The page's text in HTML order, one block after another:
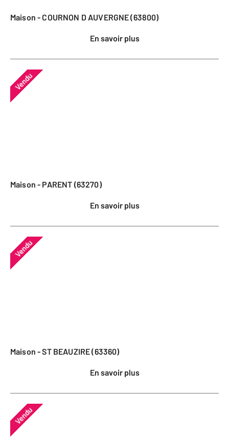
Maison - COURNON D AUVERGNE (63800)
En savoir plus
Vendu
Maison - PARENT (63270)
En savoir plus
Vendu
Maison - ST BEAUZIRE (63360)
En savoir plus
Vendu